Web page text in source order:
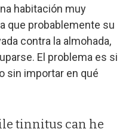
habitación muy
que probablemente su
contra la almohada,
El problema es si
sin importar en qué
tinnitus can he